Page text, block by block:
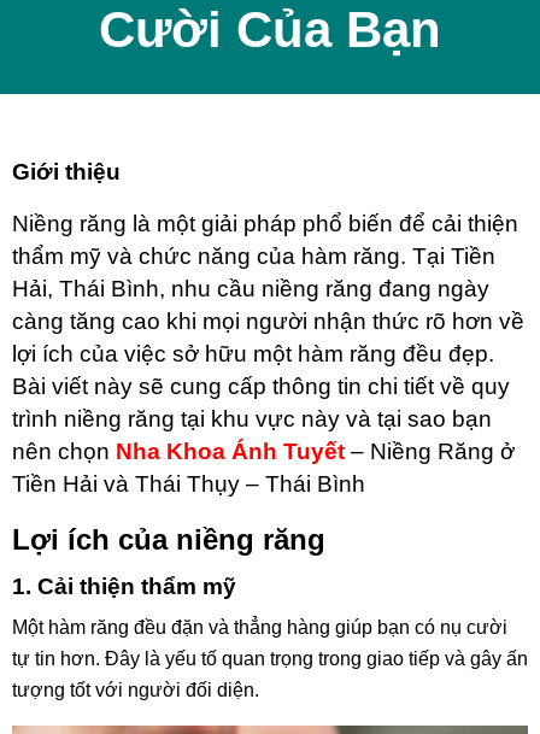
Cười Của Bạn
Giới thiệu
Niềng răng là một giải pháp phổ biến để cải thiện
thẩm mỹ và chức năng của hàm răng. Tại Tiền
Hải, Thái Bình, nhu cầu niềng răng đang ngày
càng tăng cao khi mọi người nhận thức rõ hơn về
lợi ích của việc sở hữu một hàm răng đều đẹp.
Bài viết này sẽ cung cấp thông tin chi tiết về quy
trình niềng răng tại khu vực này và tại sao bạn
nên chọn Nha Khoa Ánh Tuyết – Niềng Răng ở
Tiền Hải và Thái Thụy – Thái Bình
Lợi ích của niềng răng
1. Cải thiện thẩm mỹ
Một hàm răng đều đặn và thẳng hàng giúp bạn có nụ cười
tự tin hơn. Đây là yếu tố quan trọng trong giao tiếp và gây ấn
tượng tốt với người đối diện.